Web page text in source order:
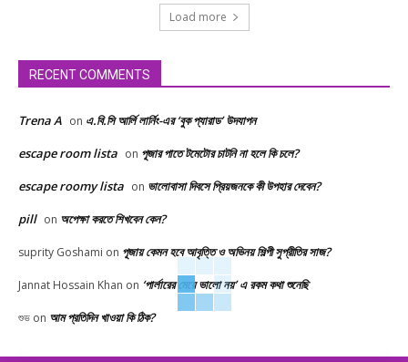
Load more
RECENT COMMENTS
Trena A on এ.বি.সি আর্লি লার্নিং-এর ‘বুক প্যারাড’ উদযাপন
escape room lista on পূজার পাতে টমেটোর চাটনি না হলে কি চলে?
escape roomy lista on ভালোবাসা দিবসে প্রিয়জনকে কী উপহার দেবেন?
pill on অপেক্ষা করতে শিখবেন কেন?
suprity Goshami on পূজায় কেমন হবে আবৃত্তি ও অভিনয় শিল্পী সুপ্রীতির সাজ?
Jannat Hossain Khan on ‘পার্লারের মেয়ে ভালো নয়’ এ রকম কথা শুনেছি
শুভ on আম প্রতিদিন খাওয়া কি ঠিক?